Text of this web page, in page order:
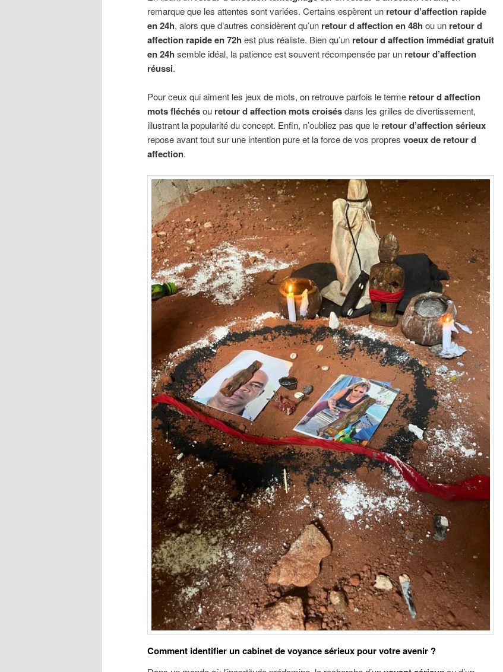
remarque que les attentes sont variées. Certains espèrent un retour d’affection rapide
en 24h, alors que d’autres considèrent qu’un retour d affection en 48h ou un retour d
affection rapide en 72h est plus réaliste. Bien qu’un retour d affection immédiat gratuit
en 24h semble idéal, la patience est souvent récompensée par un retour d’affection
réussi.
Pour ceux qui aiment les jeux de mots, on retrouve parfois le terme retour d affection
mots fléchésou retour d affection mots croisésdans les grilles de divertissement,
illustrant la popularité du concept. Enfin, n’oubliez pas que le retour d’affection sérieux
repose avant tout sur une intention pure et la force de vos propres voeux de retour d
affection.
Comment identifier un cabinet de voyance sérieux pour votre avenir ?